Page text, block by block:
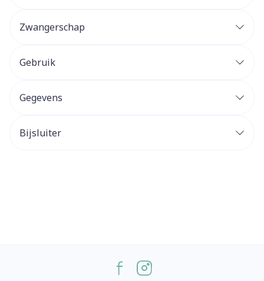
Zwangerschap
Gebruik
Gegevens
Bijsluiter